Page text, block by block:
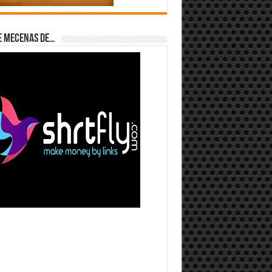
Mecenas de…